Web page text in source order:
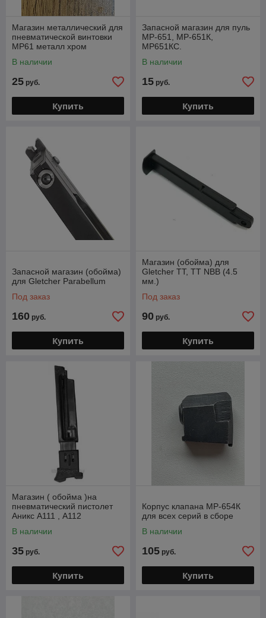
Магазин металлический для
пневматической винтовки
МР61 металл хром
В наличии
25 руб.
Купить
Запасной магазин для пуль
МР-651, МР-651К,
МР651КС.
В наличии
15 руб.
Купить
Запасной магазин (обойма)
для Gletcher Parabellum
Под заказ
160 руб.
Купить
Магазин (обойма) для
Gletcher TT, TT NBB (4.5
мм.)
Под заказ
90 руб.
Купить
Магазин ( обойма )на
пневматический пистолет
Аникс А111 , А112
В наличии
35 руб.
Купить
Корпус клапана МР-654К
для всех серий в сборе
В наличии
105 руб.
Купить